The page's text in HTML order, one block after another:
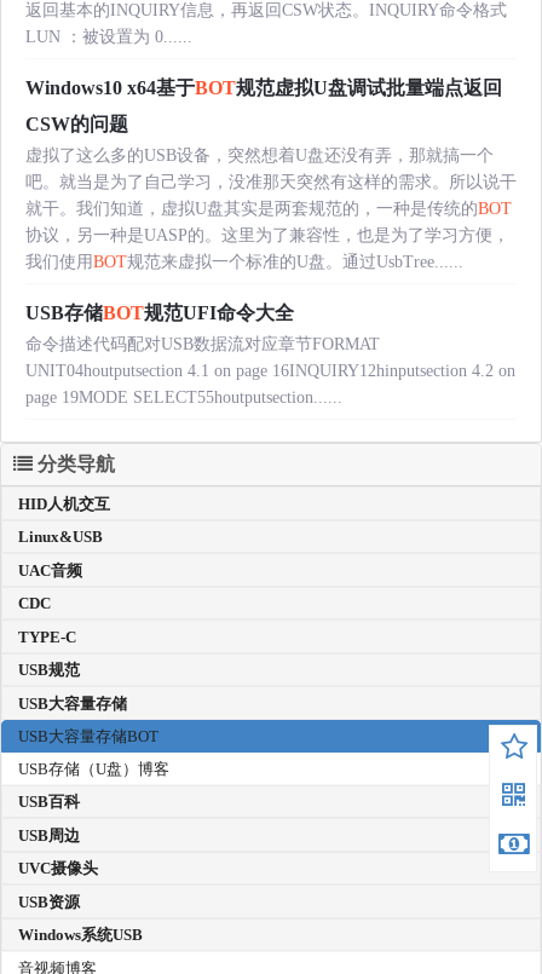
返回基本的INQUIRY信息，再返回CSW状态。INQUIRY命令格式
LUN ：被设置为 0......
Windows10 x64基于BOT规范虚拟U盘调试批量端点返回
CSW的问题
虚拟了这么多的USB设备，突然想着U盘还没有弄，那就搞一个
吧。就当是为了自己学习，没准那天突然有这样的需求。所以说干
就干。我们知道，虚拟U盘其实是两套规范的，一种是传统的BOT
协议，另一种是UASP的。这里为了兼容性，也是为了学习方便，
我们使用BOT规范来虚拟一个标准的U盘。通过UsbTree......
USB存储BOT规范UFI命令大全
命令描述代码配对USB数据流对应章节FORMAT
UNIT04houtputsection 4.1 on page 16INQUIRY12hinputsection 4.2 on
page 19MODE SELECT55houtputsection......
分类导航
HID人机交互
Linux&USB
UAC音频
CDC
TYPE-C
USB规范
USB大容量存储
USB大容量存储BOT
USB存储（U盘）博客
USB百科
USB周边
UVC摄像头
USB资源
Windows系统USB
音视频博客